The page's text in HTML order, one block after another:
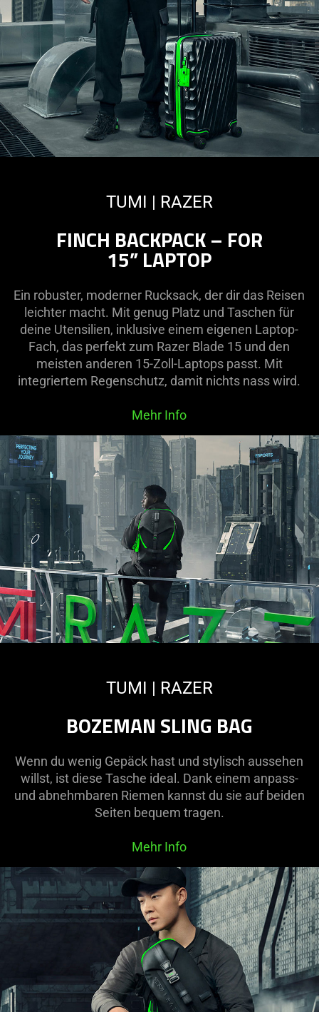
FINCH BACKPACK – FOR
15” LAPTOP
TUMI | RAZER
Ein robuster, moderner Rucksack, der dir das Reisen
leichter macht. Mit genug Platz und Taschen für
deine Utensilien, inklusive einem eigenen Laptop-
Fach, das perfekt zum Razer Blade 15 und den
meisten anderen 15-Zoll-Laptops passt. Mit
integriertem Regenschutz, damit nichts nass wird.
Mehr Info
BOZEMAN SLING BAG
TUMI | RAZER
Wenn du wenig Gepäck hast und stylisch aussehen
willst, ist diese Tasche ideal. Dank einem anpass-
und abnehmbaren Riemen kannst du sie auf beiden
Seiten bequem tragen.
Mehr Info